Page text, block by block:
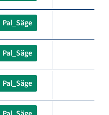
Pal_Säge
Pal_Säge
Pal_Säge